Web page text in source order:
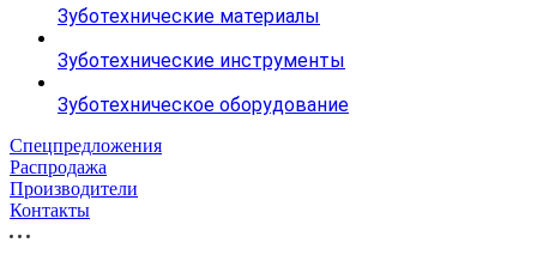
Зуботехнические материалы
Зуботехнические инструменты
Зуботехническое оборудование
Спецпредложения
Распродажа
Производители
Контакты